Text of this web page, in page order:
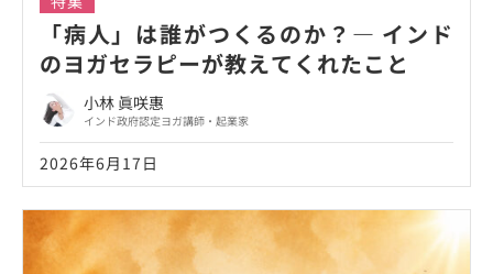
「病人」は誰がつくるのか？― インド
のヨガセラピーが教えてくれたこと
小林 眞咲惠
インド政府認定ヨガ講師・起業家
2026年6月17日